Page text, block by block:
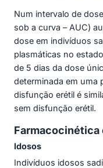
Num intervalo de
sob a curva – AUC)
dose em indivíduos
plasmáticas no
de 5 dias da dose
determinada em uma
disfunção erétil é
sem disfunção erétil.
Farmacocinética
Idosos
Indivíduos idosos